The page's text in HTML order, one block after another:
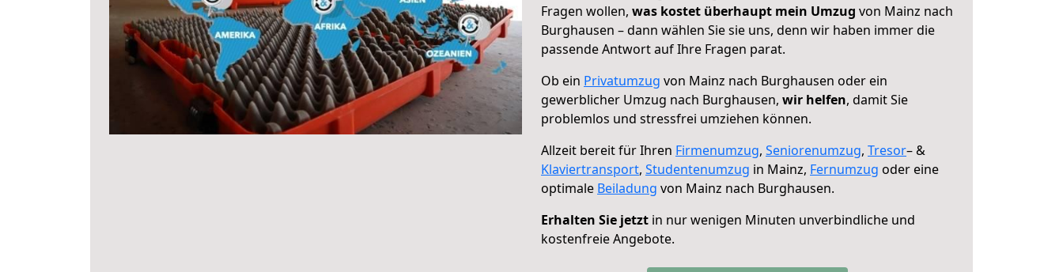
Fragen wollen, was kostet überhaupt mein Umzug von Mainz nach
Burghausen – dann wählen Sie sie uns, denn wir haben immer die
passende Antwort auf Ihre Fragen parat.
Ob ein Privatumzug von Mainz nach Burghausen oder ein
gewerblicher Umzug nach Burghausen, wir helfen, damit Sie
problemlos und stressfrei umziehen können.
Allzeit bereit für Ihren Firmenumzug, Seniorenumzug, Tresor– &
Klaviertransport, Studentenumzug in Mainz, Fernumzug oder eine
optimale Beiladung von Mainz nach Burghausen.
Erhalten Sie jetzt in nur wenigen Minuten unverbindliche und
kostenfreie Angebote.